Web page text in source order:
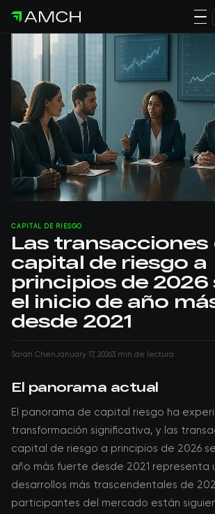
CAPITAL DE RIESGO
Las transacciones
capital de riesgo a
principios de 2026
el inicio de año
desde 2021
Sarah ChenJanuary 17, 20263 min de lectura
El panorama actual
El panorama de capital riesgo ha
transformación significativa, y las
capital de riesgo a principios de 2026
año más fuerte desde 2021 representa
desarrollos más trascendentales de
participantes del mercado están